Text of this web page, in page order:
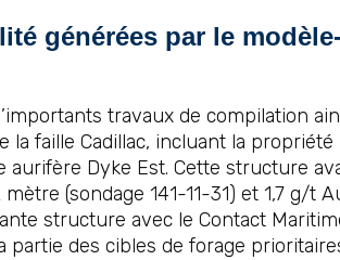
générées par le
travaux de compilation
faille Cadillac, incluant la
aurifère Dyke Est. Cette structure
(sondage 141-11-31) et 1,7 g/
structure avec le Contact
des cibles de forage